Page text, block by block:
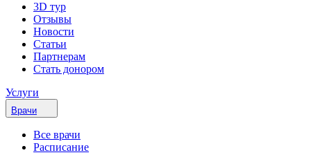
3D тур
Отзывы
Новости
Статьи
Партнерам
Стать донором
Услуги
Врачи
Все врачи
Расписание